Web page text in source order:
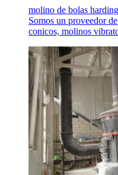
molino de bolas
Somos un proveedor
conicos, molinos